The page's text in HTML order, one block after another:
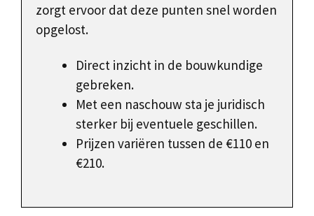
zorgt ervoor dat deze punten snel worden
opgelost.
Direct inzicht in de bouwkundige
gebreken.
Met een naschouw sta je juridisch
sterker bij eventuele geschillen.
Prijzen variëren tussen de €110 en
€210.